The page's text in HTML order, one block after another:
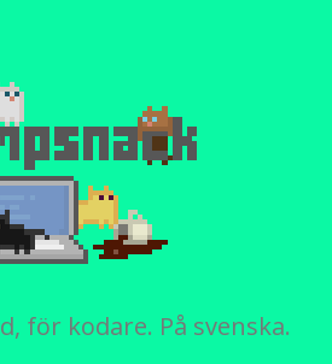
för kodare. På svenska.